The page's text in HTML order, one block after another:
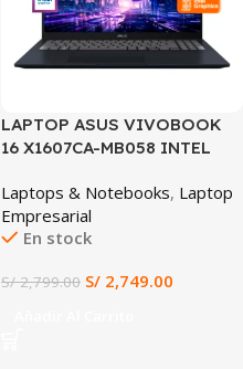
LAPTOP ASUS VIVOBOOK
16 X1607CA-MB058 INTEL
RAM 512GB SSD INTEL
GRAPHICS 16″ FHD IPS 60HZ
WINDOWS 11 AZUL
Laptops & Notebooks, Laptop
Empresarial
En stock
S/2,799.00 S/ 2,749.00